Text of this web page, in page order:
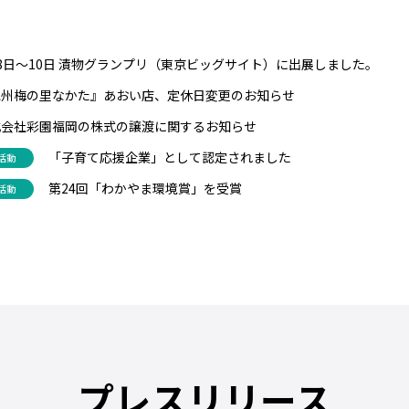
〜10日 漬物グランプリ（東京ビッグサイト）に出展しました。
梅の里なかた』あおい店、定休日変更のお知らせ
社彩園福岡の株式の譲渡に関するお知らせ
動 「子育て応援企業」として認定されました
動 第24回「わかやま環境賞」を受賞